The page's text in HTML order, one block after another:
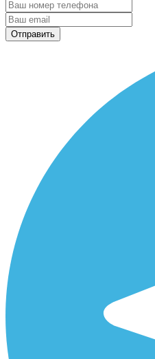
Отправить